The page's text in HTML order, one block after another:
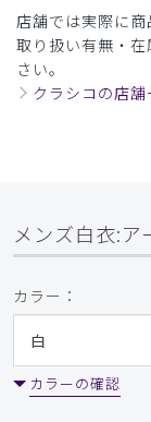
店舗では実際に商
取り扱い有無・
さい。
クラシコの店
メンズ白衣:ア
カラー：
カラーの確認